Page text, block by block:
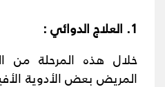
1. العلاج الدوائي :
خلال هذه المرحلة من
المريض بعض الأدوية